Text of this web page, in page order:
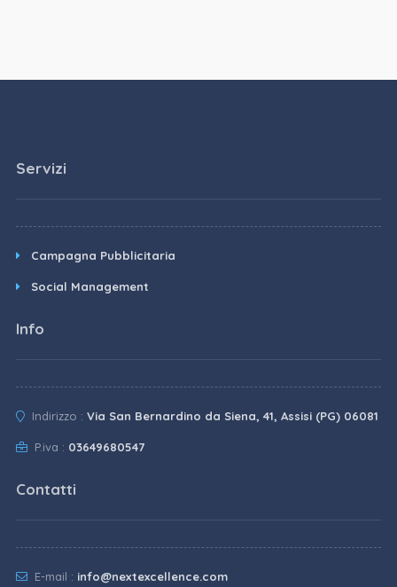
Servizi
Campagna Pubblicitaria
Social Management
Info
Indirizzo : Via San Bernardino da Siena, 41, Assisi (PG) 06081
P.iva : 03649680547
Contatti
E-mail : info@nextexcellence.com